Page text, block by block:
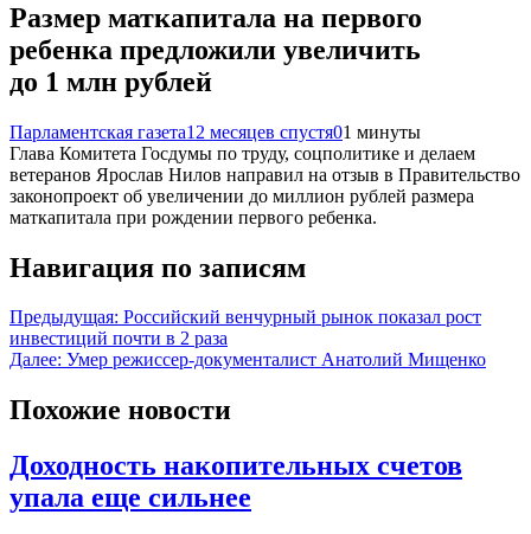
Размер маткапитала на первого
ребенка предложили увеличить
до 1 млн рублей
Парламентская газета12 месяцев спустя01 минуты
Глава Комитета Госдумы по труду, соцполитике и делаем
ветеранов Ярослав Нилов направил на отзыв в Правительство
законопроект об увеличении до миллион рублей размера
маткапитала при рождении первого ребенка.
Навигация по записям
Предыдущая: Российский венчурный рынок показал рост
инвестиций почти в 2 раза
Далее: Умер режиссер-документалист Анатолий Мищенко
Похожие новости
Доходность накопительных счетов
упала еще сильнее